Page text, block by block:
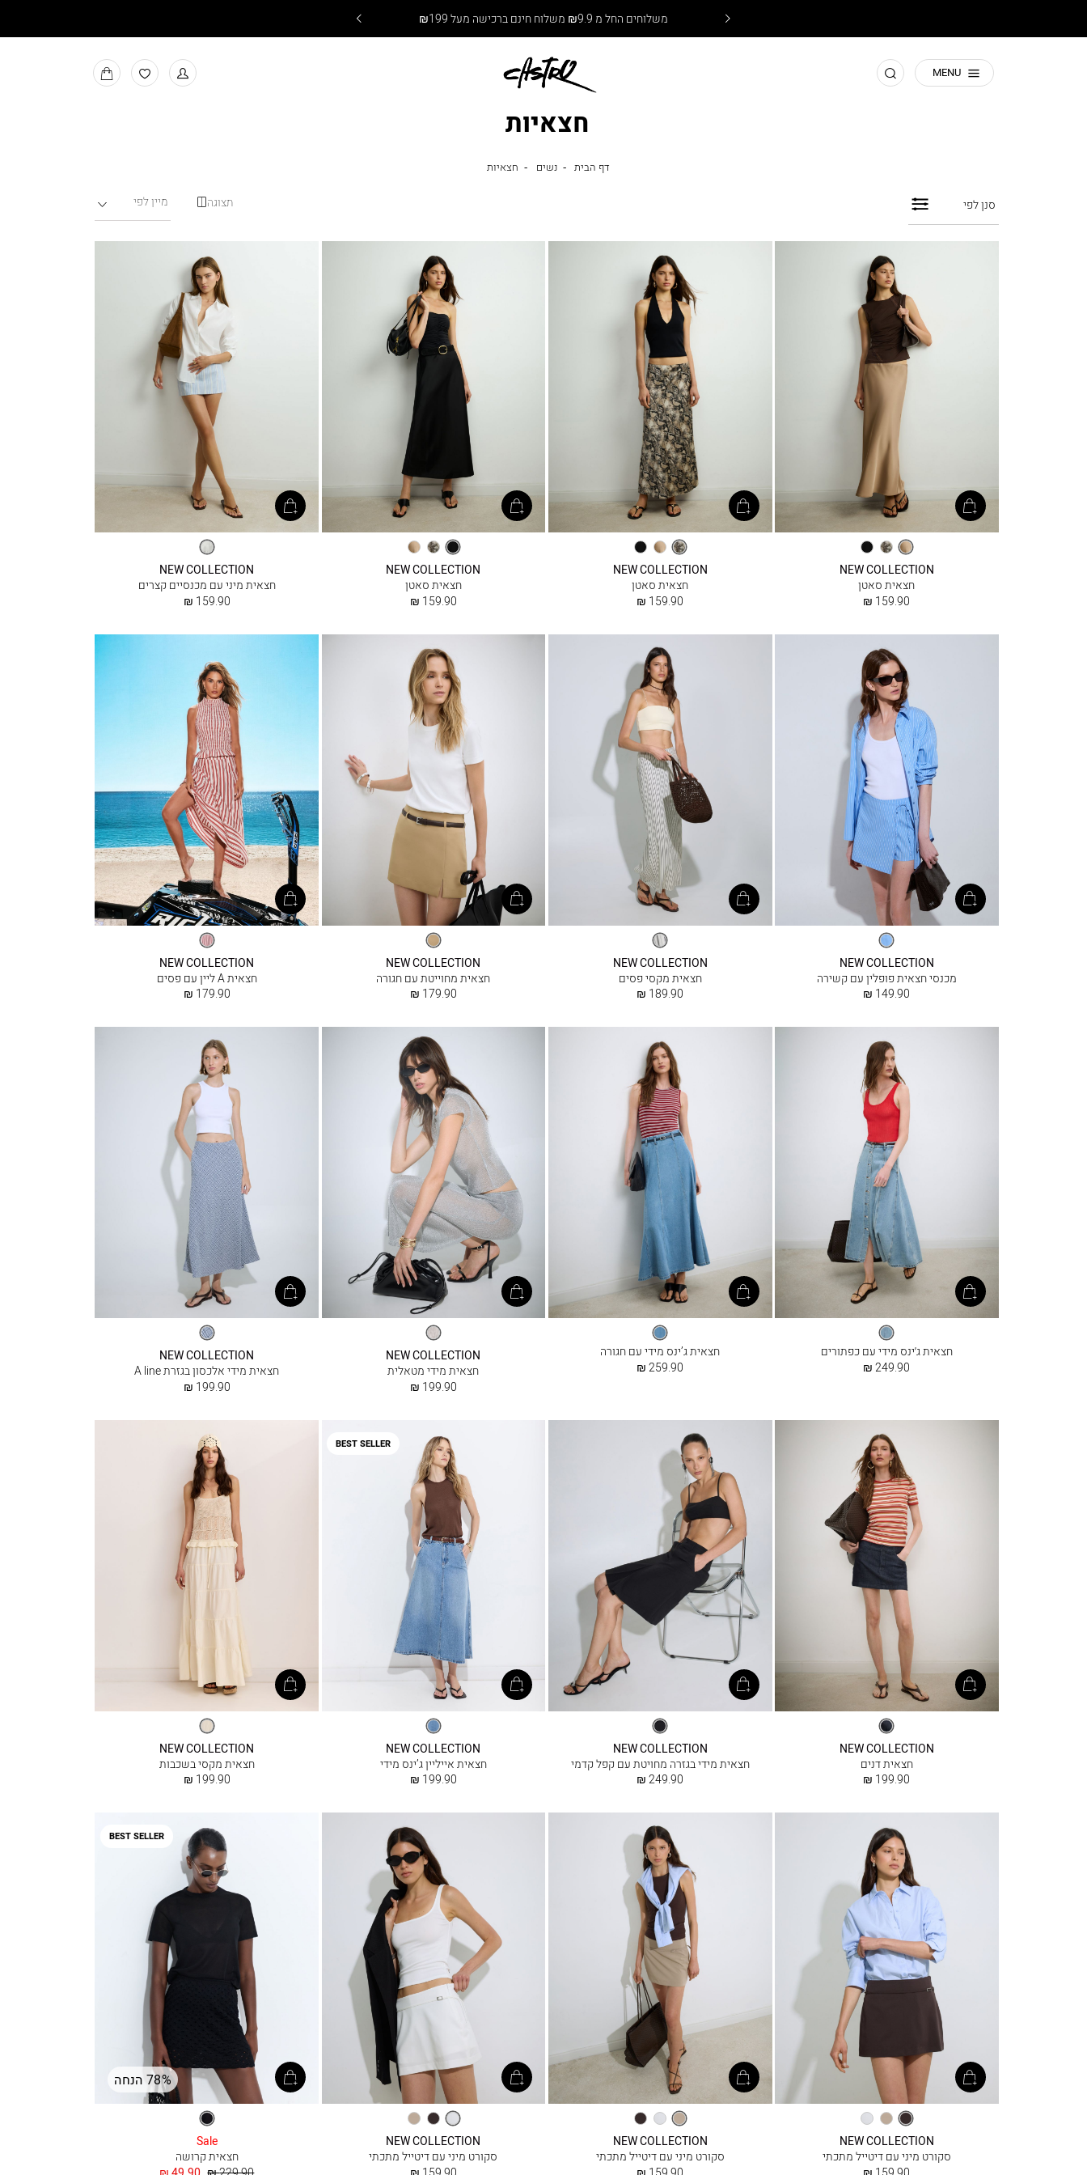
משלוחים החל מ ₪9.9 משלוח חינם ברכישה מעל ₪199
MENU חפש למעבר
למועדפים
MY
BAG
חצאיות
דף הבית דף נשים נשיםחצאיות
סנן לפי תצוגה
קפהנחששחור
NEW COLLECTION
חצאית סאטן
החל
159.90 ₪
נחשקפהשחור
NEW COLLECTION
חצאית סאטן
החל
159.90 ₪
שחורנחשקפה
NEW COLLECTION
חצאית סאטן
החל
159.90 ₪
מיד
בלו
פסים
NEW COLLECTION
חצאית מיני עם מכנסיים קצרים
החל
159.90 ₪
אופוויט
NEW COLLECTION
מכנסי חצאית פופלין עם קשירה
החל
149.90 ₪
פסים
NEW COLLECTION
חצאית מקסי פסים
החל
189.90 ₪
בז׳
כהה
NEW COLLECTION
חצאית מחוייטת עם חגורה
החל
179.90 ₪
פסים
NEW COLLECTION
חצאית A ליין עם פסים
החל
179.90 ₪
תכלת
חצאית ג׳ינס מידי עם כפתורים
החל
249.90 ₪
ג׳ינס
בהיר
חצאית ג’ינס מידי עם חגורה
החל
259.90 ₪
כסף
NEW COLLECTION
חצאית מידי מטאלית
החל
199.90 ₪
אריג
משובץ
NEW COLLECTION
חצאית מידי אלכסון בגזרת A line
החל
199.90 ₪
דנים
לא
שטוף
NEW COLLECTION
חצאית דנים
החל
199.90 ₪
שחור
NEW COLLECTION
חצאית מידי בגזרה מחויטת עם קפל קדמי
החל
249.90 ₪
BEST SELLER
מיד
כחול
NEW COLLECTION
חצאית אייליין ג’ינס מידי
החל
199.90 ₪
שנהב
NEW COLLECTION
חצאית מקסי בשכבות
החל
199.90 ₪
אספרסו
קפהאופוויט
NEW COLLECTION
סקורט מיני עם דיטייל מתכתי
החל
קפהאופוויטאספרסו
NEW COLLECTION
סקורט מיני עם דיטייל מתכתי
החל
אופוויט
אספרסו
קפה
NEW COLLECTION
סקורט מיני עם דיטייל מתכתי
החל
BEST SELLER
78% הנחה
שחור
Sale
חצאית קרושה
החל מחיר